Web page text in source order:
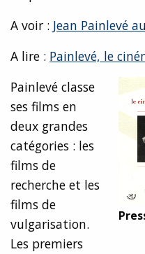
A voir : Jean Painlevé
A lire : Painlevé, le
Painlevé classe
ses films en
deux grandes
catégories : les
films de
recherche et les
films de
vulgarisation.
Les premiers